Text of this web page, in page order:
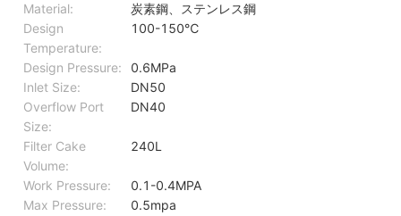
Material:
炭素鋼、ステンレス鋼
Design
Temperature:
100-150℃
Design Pressure:
0.6MPa
Inlet Size:
DN50
Overflow Port
Size:
DN40
Filter Cake
Volume:
240L
Work Pressure:
0.1-0.4MPA
Max Pressure:
0.5mpa